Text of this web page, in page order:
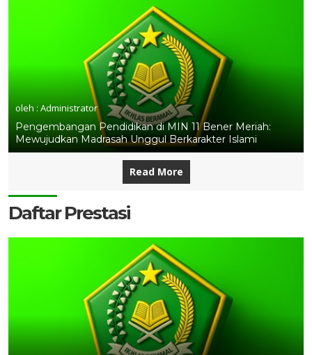
oleh : Administrator
Pengembangan Pendidikan di MIN 11 Bener Meriah:
Mewujudkan Madrasah Unggul Berkarakter Islami
Read More
Daftar Prestasi